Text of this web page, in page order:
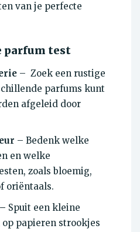
van je perfecte
parfum test
– Zoek een rustige
parfums kunt
afgeleid door
– Bedenk welke
en welke
zoals bloemig,
oriëntaals.
Spuit een kleine
papieren strookjes